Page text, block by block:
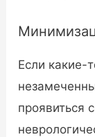
Если какие-
проявиться